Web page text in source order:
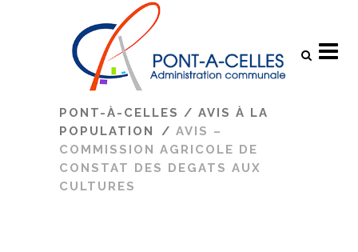
PONT-À-CELLES / AVIS À LA
POPULATION
/ AVIS –
COMMISSION AGRICOLE DE
CONSTAT DES DEGATS AUX
CULTURES